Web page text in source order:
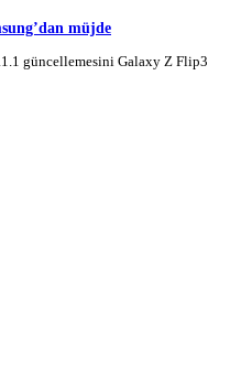
müjde
güncellemesini Galaxy Z Flip3